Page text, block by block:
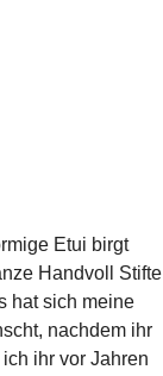
Etui birgt
Handvoll Stifte
hat sich meine
nachdem ihr
ihr vor Jahren